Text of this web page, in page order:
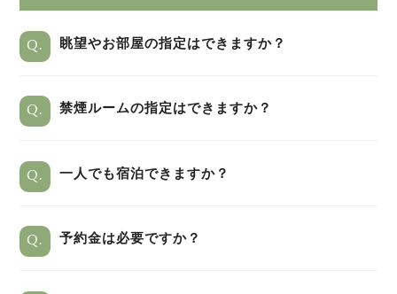
Q. 眺望やお部屋の指定はできますか？
Q. 禁煙ルームの指定はできますか？
Q. 一人でも宿泊できますか？
Q. 予約金は必要ですか？